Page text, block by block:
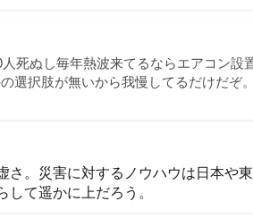
死ぬし毎年熱波来てるならエアコン
選択肢が無いから我慢してるだけだぞ
さ。災害に対するノウハウは日本や
て遥かに上だろう。